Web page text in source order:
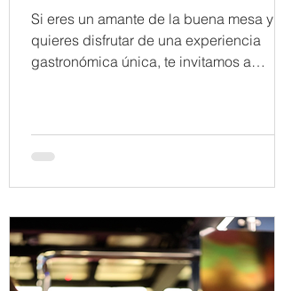
Si eres un amante de la buena mesa y
quieres disfrutar de una experiencia
gastronómica única, te invitamos a